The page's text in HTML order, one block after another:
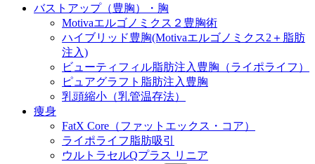
バストアップ（豊胸）・胸
Motivaエルゴノミクス２豊胸術
ハイブリッド豊胸(Motivaエルゴノミクス2＋脂肪
注入)
ビューティフィル脂肪注入豊胸（ライポライフ）
ピュアグラフト脂肪注入豊胸
乳頭縮小（乳管温存法）
痩身
FatX Core（ファットエックス・コア）
ライポライフ脂肪吸引
ウルトラセルQプラス リニア